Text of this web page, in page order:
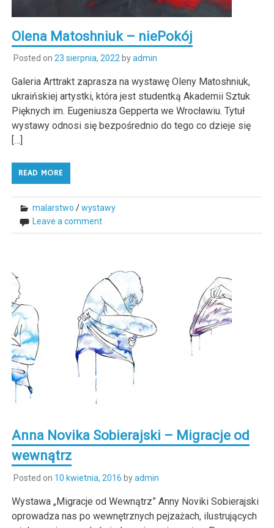
Olena Matoshniuk – niePokój
Posted on 23 sierpnia, 2022byadmin
Galeria Arttrakt zaprasza na wystawę Oleny Matoshniuk,
ukraińskiej artystki, która jest studentką Akademii Sztuk
Pięknych im. Eugeniusza Gepperta we Wrocławiu. Tytuł
wystawy odnosi się bezpośrednio do tego co dzieje się
[…]
READ MORE
malarstwo /wystawy
Leave a comment
Anna Novika Sobierajski – Migracje od
wewnątrz
Posted on 10 kwietnia, 2016 byadmin
Wystawa „Migracje od Wewnątrz” Anny Noviki Sobierajski
oprowadza nas po wewnętrznych pejzażach, ilustrujących